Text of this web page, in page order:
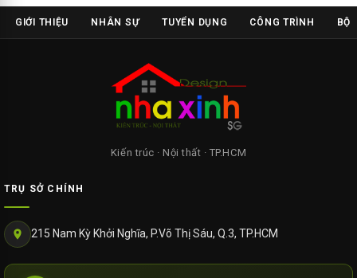
GIỚI THIỆU NHÂN SỰ TUYỂN DỤNG CÔNG TRÌNH BỘ
Kiến trúc · Nội thất · TP.HCM
TRỤ SỞ CHÍNH
215 Nam Kỳ Khởi Nghĩa, P.Võ Thị Sáu, Q.3, TP.HCM